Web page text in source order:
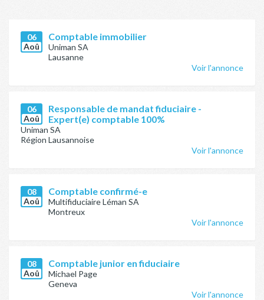
06
Aoû
Comptable immobilier
Uniman SA
Lausanne
Voir l'annonce
06
Aoû
Responsable de mandat fiduciaire -
Expert(e) comptable 100%
Uniman SA
Région Lausannoise
Voir l'annonce
08
Aoû
Comptable confirmé-e
Multifiduciaire Léman SA
Montreux
Voir l'annonce
08
Aoû
Comptable junior en fiduciaire
Michael Page
Geneva
Voir l'annonce